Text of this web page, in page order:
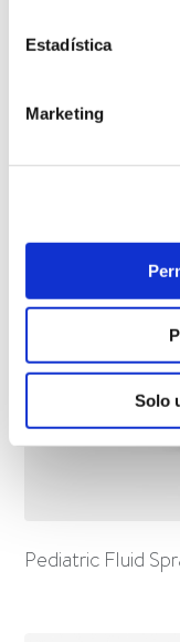
Estadística
Marketing
Solo
Pediatric Fluid